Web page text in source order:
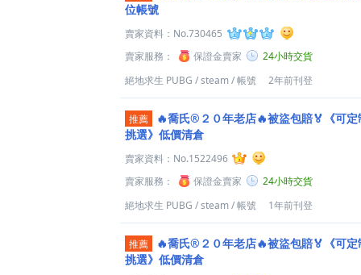
位帳號
賣家資料： No.730465
賣家服務：
保證金賣家
24小時交貨
絕地求生 PUBG /steam/帳號 2年前刊登
推薦
🔥喬氏®２０年老店🔥被盜包賠🏅《可
挑選》低價清倉
賣家資料： No.1522496
賣家服務：
保證金賣家
24小時交貨
絕地求生 PUBG /steam/帳號 1年前刊登
推薦
🔥喬氏®２０年老店🔥被盜包賠🏅《可
挑選》低價清倉